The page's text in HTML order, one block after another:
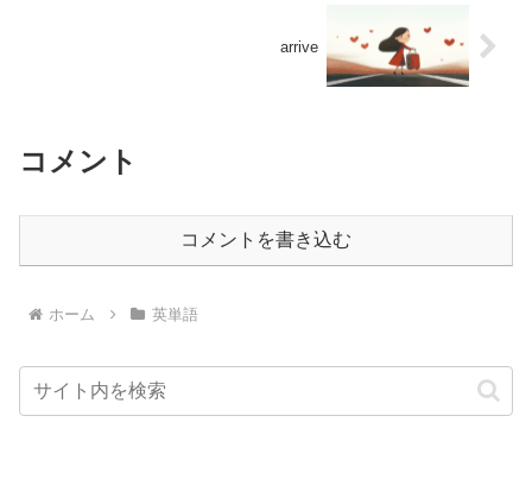
arrive
コメント
コメントを書き込む
ホーム 英単語